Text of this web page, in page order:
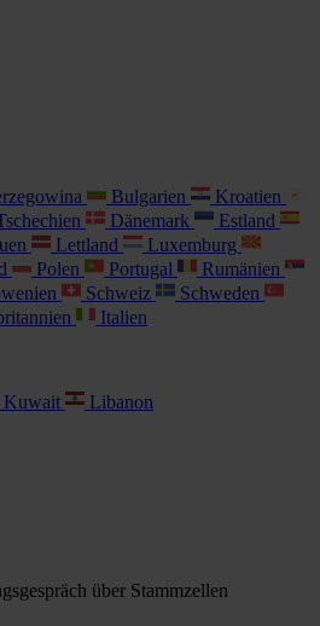
Bulgarien
Kroatien
Dänemark
Estland
Lettland
Luxemburg
Polen Portugal
Rumänien
Schweiz
Schweden
Italien
Kuwait
Libanon
über Stammzellen